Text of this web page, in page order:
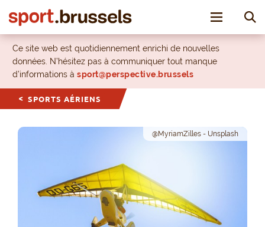
Toggle
Ce site web est quotidiennement enrichi de nouvelles
données. N’hésitez pas à communiquer tout manque
d’informations à sport@perspective.brussels
SPORTS AÉRIENS
@MyriamZilles - Unsplash